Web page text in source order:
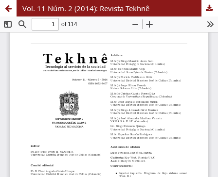
Vol. 11 Núm. 2 (2014): Revista Tekhnê